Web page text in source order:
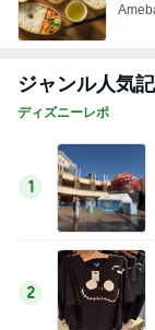
ジャンル人気
ディズニーレポ
1
2